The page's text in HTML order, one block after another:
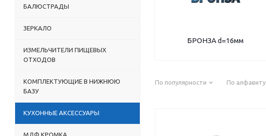
БРОНЗА d=16мм
По популярности По алфавиту
БАЛЮСТРАДЫ
ЗЕРКАЛО
ИЗМЕЛЬЧИТЕЛИ ПИЩЕВЫХ
ОТХОДОВ
КОМПЛЕКТУЮЩИЕ В НИЖНЮЮ
БАЗУ
КУХОННЫЕ АКСЕССУАРЫ